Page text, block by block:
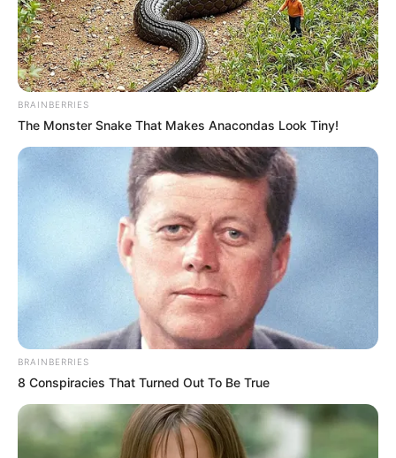
Remember When(2019),Geez & Ann(2021) yang membuat
namanya semakin dikenal.
00:00
Play
Baca juga: Biodata, Profil, dan Fakta Ananta Rispo
BRAINBERRIES
The Monster Snake That Makes Anacondas Look Tiny!
BRAINBERRIES
8 Conspiracies That Turned Out To Be True